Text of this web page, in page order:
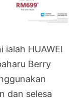
ialah HUAWEI
Berry
dan selesa